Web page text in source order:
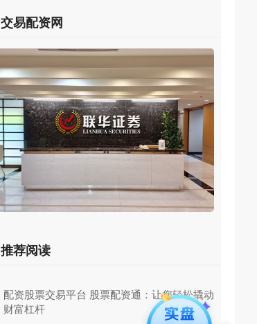
交易配资网
推荐阅读
​配资股票交易平台 股票配资通：让您轻松撬动
财富杠杆